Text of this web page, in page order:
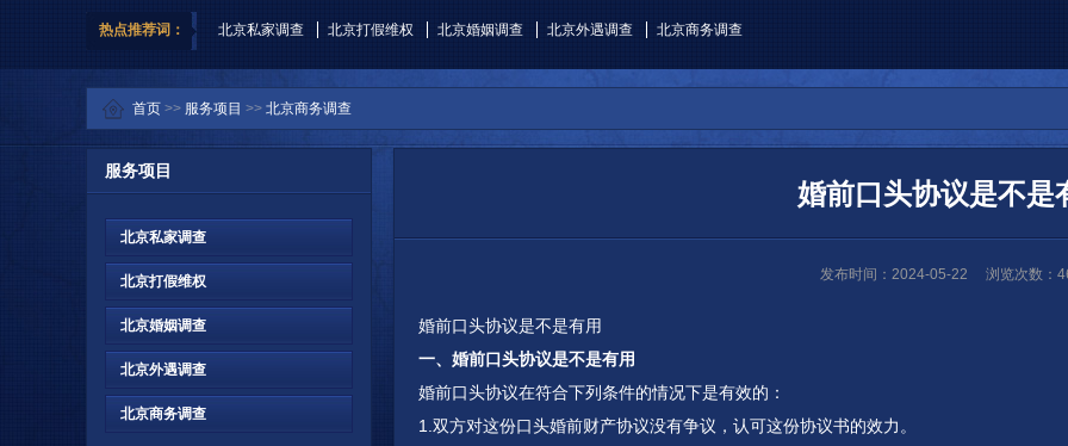
热点推荐词： 北京私家调查 北京打假维权 北京婚姻调查 北京外遇调查 北京商务调查
首页 >> 服务项目 >> 北京商务调查
服务项目
北京私家调查
北京打假维权
北京婚姻调查
北京外遇调查
北京商务调查
婚前口头协议是不是
发布时间：2024-05-22 浏览次数：
婚前口头协议是不是有用
一、婚前口头协议是不是有用
婚前口头协议在符合下列条件的情况下是有效的：
1.双方对这份口头婚前财产协议没有争议，认可这份协议书的效力。